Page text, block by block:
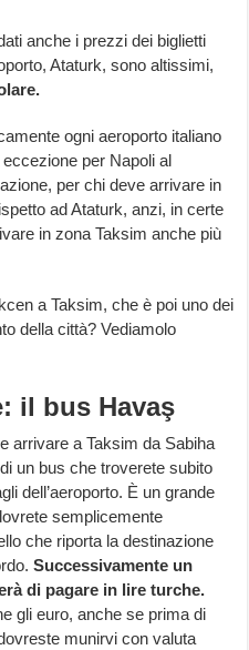
anche i prezzi dei biglietti
Ataturk, sono altissimi,
ogni aeroporto italiano
per Napoli al
per chi deve arrivare in
ad Ataturk, anzi, in certe
in zona Taksim anche più
a Taksim, che è poi uno dei
della città? Vediamolo
il bus Havaş
arrivare a Taksim da Sabiha
un bus che troverete subito
dell’aeroporto. È un grande
semplicemente
che riporta la destinazione
Successivamente un
di pagare in lire turche.
gli euro, anche se prima di
munirvi con valuta